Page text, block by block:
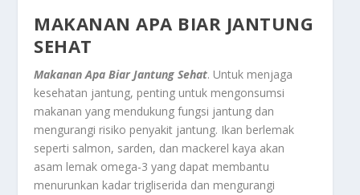
MAKANAN APA BIAR JANTUNG
SEHAT
Makanan Apa Biar Jantung Sehat. Untuk menjaga
kesehatan jantung, penting untuk mengonsumsi
makanan yang mendukung fungsi jantung dan
mengurangi risiko penyakit jantung. Ikan berlemak
seperti salmon, sarden, dan mackerel kaya akan
asam lemak omega-3 yang dapat membantu
menurunkan kadar trigliserida dan mengurangi